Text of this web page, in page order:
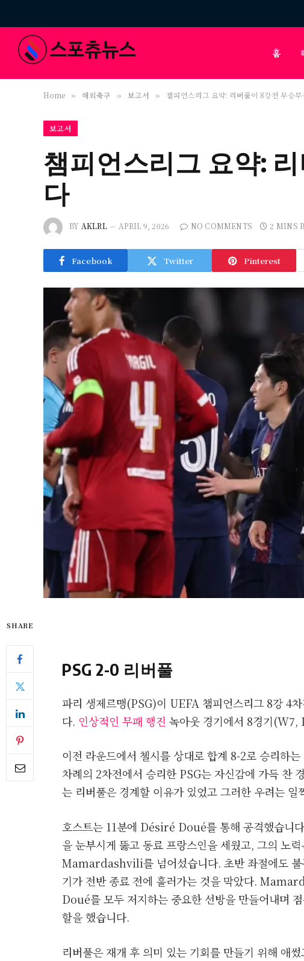
홈
Home » 해외축구 » 보고서 » 챔피언스리그 요약: 리버풀이 8강전 무승
보고서
챔피언스리그 요약:
다
BY AKLRL APRIL 9, 2026 NO COMMENTS 2 MINS
Facebook Twitter Pinterest
SHARE
PSG 2-0 리버풀
파리 생제르맹(PSG)이 UEFA 챔피언스리그 8강 4
다. 인상적인 무패 행진 녹아웃 경기에서 8경기(W7,
이전 라운드에서 첼시를 상대로 합계 8-2로 승리하
차례의 2차전에서 승리한 PSG는 자신감에 가득 찬
는 리버풀은 경계할 이유가 있었고 그러한 우려는 일
호스트는 11분에 Désiré Doué를 통해 공격했습
을 눈부시게 뚫고 동료 프랑스인을 세웠고, 그의 노
Mamardashvili를 넘어섰습니다. 초반 좌절에도 불
기가 전반 종료 전에 흘러가는 것을 막았다.
Doué를 모두 저지하는 중요한 선방을 만들어내며
할을 했습니다.
리버풀은 재개 후 의미 있는 기회를 만들기 위해 애